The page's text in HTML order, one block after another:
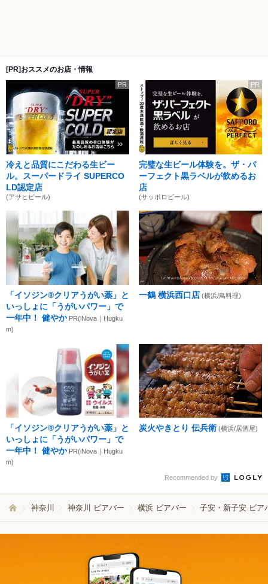
[PR]おススメのお店・情報
PR
冷えと品質にこだわる生ビー
ル。スーパードライ SUPERCO
LD認定店
(アサヒビール)
PR
完璧な生ビール体験を。ザ・パ
ーフェクト黒ラベルが飲めるお
店
(サッポロビール)
「イソジン®クリアうがい薬」と
いっしょに「うがいパワー」で
一年中！ 健やか PR(iNova｜Hugku
m)
一鶴 横浜西口店 (横浜/鳥料理)
「イソジン®クリアうがい薬」と
いっしょに「うがいパワー」で
一年中！ 健やか PR(iNova｜Hugku
m)
炭火やきとり 伝兵衛 (横浜/居酒屋)
Recommended by
神奈川 神奈川 ビアバー 横浜 ビアバー 子安・新子安 ビア